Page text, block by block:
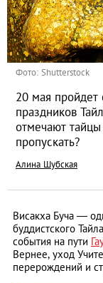
Фото: Shutterstock
20 мая
праздников
отмечают
пропускать?
Алина Шубская
Висакха Буча —
буддистского
события на пути
Вернее, уход
перерождений и